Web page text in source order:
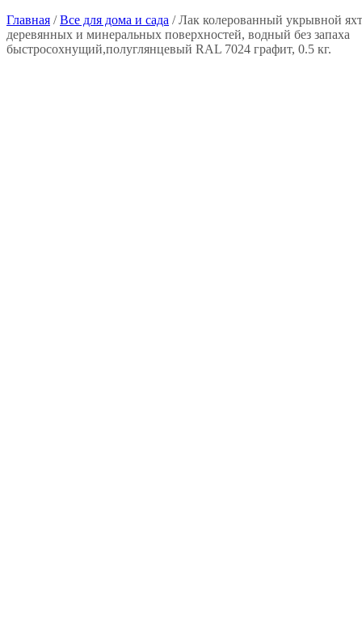
Главная /Все для дома и сада / Лак колерованный укрывной
деревянных и минеральных поверхностей, водный без запаха
быстросохнущий,полуглянцевый RAL 7024 графит, 0.5 кг.